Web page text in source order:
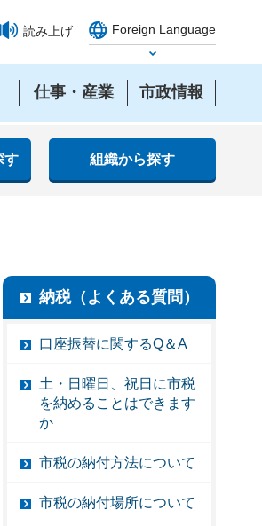
読み上げ
Foreign Language
Select Language
仕事・産業 市政情報
す 組織から探す
納税（よくある質問）
口座振替に関するQ＆A
土・日曜日、祝日に市税
を納めることはできます
か
市税の納付方法について
市税の納付場所について